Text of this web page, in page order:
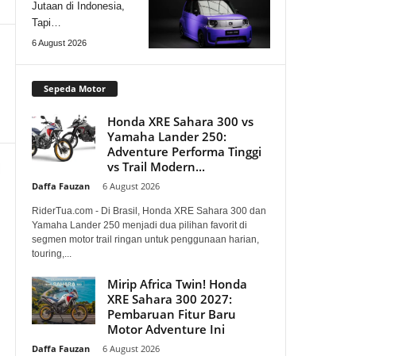
Jutaan di Indonesia,
Tapi…
6 August 2026
Sepeda Motor
Honda XRE Sahara 300 vs
Yamaha Lander 250:
Adventure Performa Tinggi
vs Trail Modern...
Daffa Fauzan 6 August 2026
RiderTua.com - Di Brasil, Honda XRE Sahara 300 dan
Yamaha Lander 250 menjadi dua pilihan favorit di
segmen motor trail ringan untuk penggunaan harian,
touring,...
Mirip Africa Twin! Honda
XRE Sahara 300 2027:
Pembaruan Fitur Baru
Motor Adventure Ini
Daffa Fauzan 6 August 2026